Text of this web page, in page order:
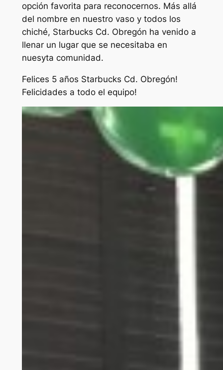
opción favorita para reconocernos. Más allá
del nombre en nuestro vaso y todos los
chiché, Starbucks Cd. Obregón ha venido a
llenar un lugar que se necesitaba en
nuesyta comunidad.
Felices 5 años Starbucks Cd. Obregón!
Felicidades a todo el equipo!